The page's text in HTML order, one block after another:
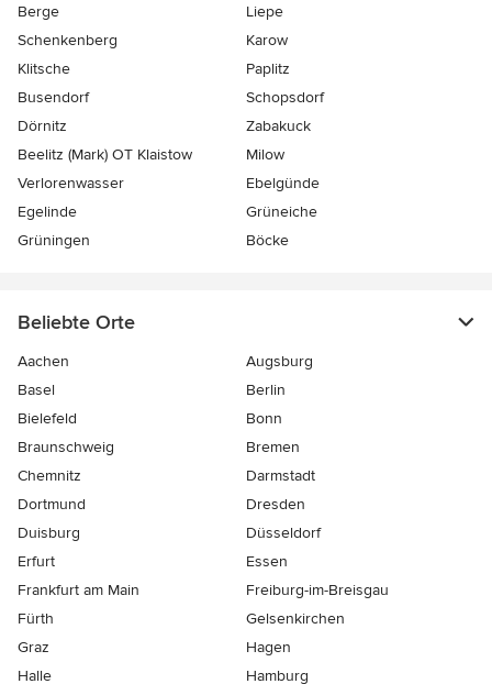
Berge
Liepe
Schenkenberg
Karow
Klitsche
Paplitz
Busendorf
Schopsdorf
Dörnitz
Zabakuck
Beelitz (Mark) OT Klaistow
Milow
Verlorenwasser
Ebelgünde
Egelinde
Grüneiche
Grüningen
Böcke
Beliebte Orte
Aachen
Augsburg
Basel
Berlin
Bielefeld
Bonn
Braunschweig
Bremen
Chemnitz
Darmstadt
Dortmund
Dresden
Duisburg
Düsseldorf
Erfurt
Essen
Frankfurt am Main
Freiburg-im-Breisgau
Fürth
Gelsenkirchen
Graz
Hagen
Halle
Hamburg